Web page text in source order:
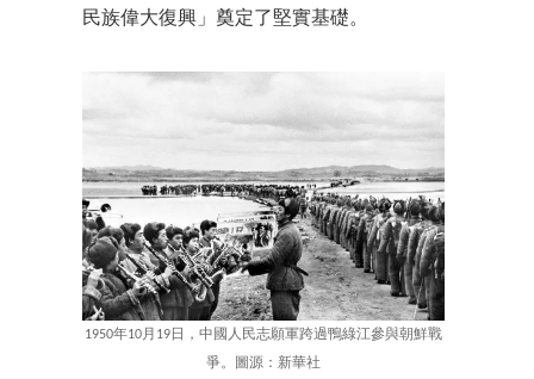
民族偉大復興」奠定了堅實基礎。
1950年10月19日，中國人民志願軍跨過鴨綠江參與朝鮮戰
爭。圖源：新華社